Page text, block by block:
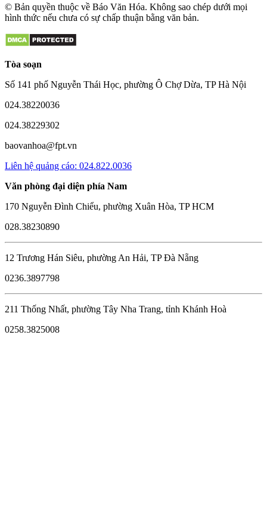
© Bản quyền thuộc về Báo Văn Hóa. Không sao chép dưới mọi
hình thức nếu chưa có sự chấp thuận bằng văn bản.
Tòa soạn
Số 141 phố Nguyễn Thái Học, phường Ô Chợ Dừa, TP Hà Nội
024.38220036
024.38229302
baovanhoa@fpt.vn
Liên hệ quảng cáo: 024.822.0036
Văn phòng đại diện phía Nam
170 Nguyễn Đình Chiểu, phường Xuân Hòa, TP HCM
028.38230890
12 Trương Hán Siêu, phường An Hải, TP Đà Nẵng
0236.3897798
211 Thống Nhất, phường Tây Nha Trang, tỉnh Khánh Hoà
0258.3825008